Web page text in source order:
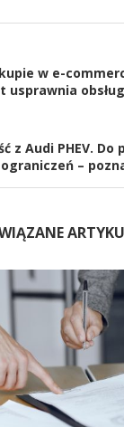
w e-
usprawnia
z Audi PHEV.
–